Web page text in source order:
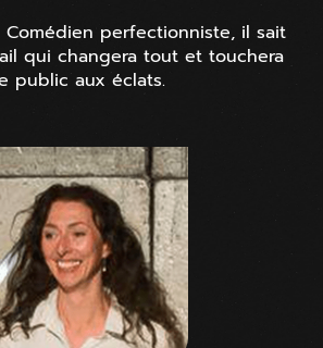
Comédien perfectionniste, il sait
qui changera tout et touchera
public aux éclats.